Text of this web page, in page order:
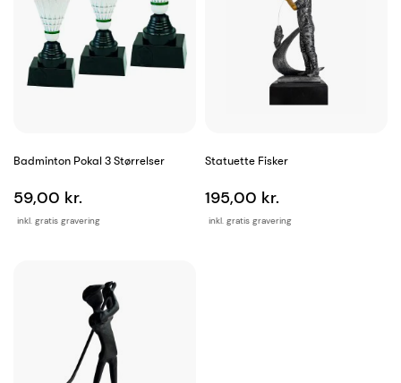
Badminton Pokal 3 Størrelser
inkl. gratis gravering
59,00 kr.
Statuette Fisker
inkl. gratis gravering
195,00 kr.